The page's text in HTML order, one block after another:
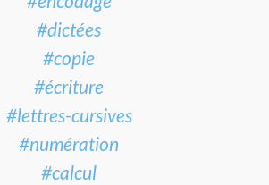
#dictées
#copie
#écriture
#lettres-cursives
#numération
#calcul